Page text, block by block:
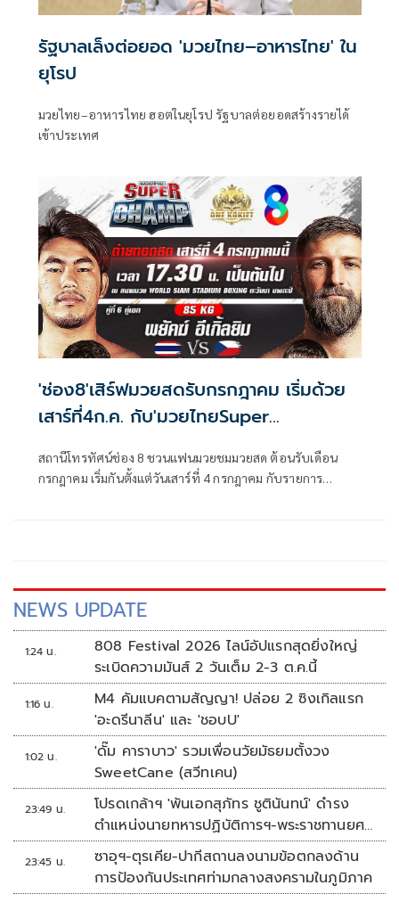
รัฐบาลเล็งต่อยอด 'มวยไทย–อาหารไทย' ใน
ยุโรป
มวยไทย–อาหารไทย ฮอตในยุโรป รัฐบาลต่อยอดสร้างรายได้
เข้าประเทศ
'ช่อง8'เสิร์ฟมวยสดรับกรกฎาคม เริ่มด้วย
เสาร์ที่4ก.ค. กับ'มวยไทยSuper
สถานีโทรทัศน์ช่อง 8 ชวนแฟนมวยชมมวยสด ต้อนรับเดือน
กรกฎาคม เริ่มกันตั้งแต่วันเสาร์ที่ 4 กรกฎาคม กับรายการ
NEWS UPDATE
1:24 น.
808 Festival 2026 ไลน์อัปแรกสุดยิ่งใหญ่
ระเบิดความมันส์ 2 วันเต็ม 2-3 ต.ค.นี้
1:16 น.
M4 คัมแบคตามสัญญา! ปล่อย 2 ซิงเกิลแรก
'อะดรีนาลีน' และ 'ชอบU'
1:02 น.
'ดั๊ม คาราบาว' รวมเพื่อนวัยมัธยมตั้งวง
SweetCane (สวีทเคน)
23:49 น.
โปรดเกล้าฯ 'พันเอกสุภัทร ชูตินันทน์' ดำรง
ตำแหน่งนายทหารปฏิบัติการฯ-พระราชทานยศ
'พลตรี'
23:45 น.
ซาอุฯ-ตุรเคีย-ปากีสถานลงนามข้อตกลงด้าน
การป้องกันประเทศท่ามกลางสงครามในภูมิภาค